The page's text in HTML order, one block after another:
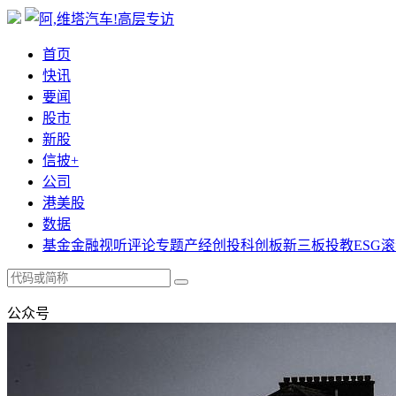
首页
快讯
要闻
股市
新股
信披+
公司
港美股
数据
基金金融视听评论专题产经创投科创板新三板投教ESG
公众号